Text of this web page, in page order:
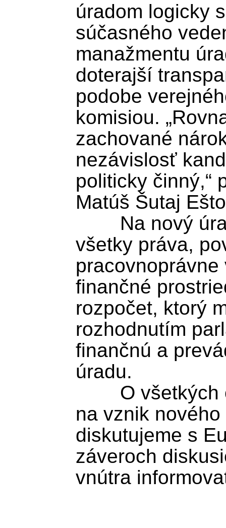
úradom logicky
súčasného
manažmentu
doterajší
podobe
komisiou.
zachované
nezávislosť
politicky činný,“
Matúš Šutaj
všetky práva,
finančné
rozpočet, ktorý
rozhodnutím
finančnú a
úradu.
na vznik
diskutujeme s
záveroch
vnútra